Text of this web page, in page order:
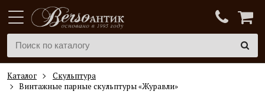
Каталог
Скульптура
Винтажные парные скульптуры «Журавли»